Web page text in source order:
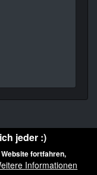
der Film Noir de. Alle
jeder :)
fortfahren,
Informationen